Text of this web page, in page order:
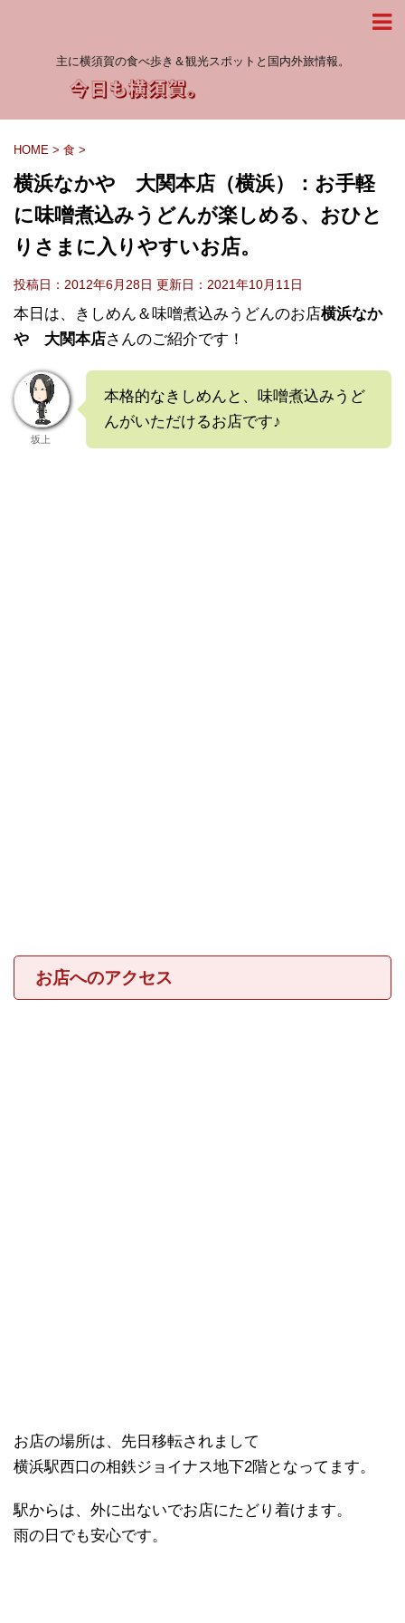
主に横須賀の食べ歩き＆観光スポットと国内外旅情報。
HOME > 食 >
横浜なかや 大関本店（横浜）：お手軽
に味噌煮込みうどんが楽しめる、おひと
りさまに入りやすいお店。
投稿日：2012年6月28日 更新日： 2021年10月11日
本日は、きしめん＆味噌煮込みうどんのお店横浜なか
や 大関本店さんのご紹介です！
坂上
本格的なきしめんと、味噌煮込みうど
んがいただけるお店です♪
お店へのアクセス
お店の場所は、先日移転されまして
横浜駅西口の相鉄ジョイナス地下2階となってます。
駅からは、外に出ないでお店にたどり着けます。
雨の日でも安心です。